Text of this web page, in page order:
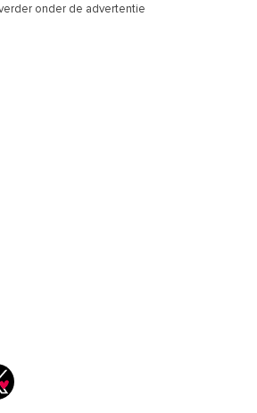
onder de advertentie